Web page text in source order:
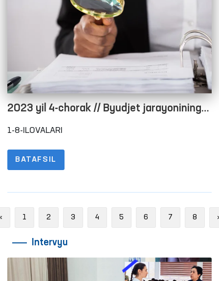
2023 yil 4-chorak // Byudjet jarayonining
ochiqligini taʼminlash maqsadida rasmiy
tartibi to‘g‘risidagi nizomning 1-8-
ILOVALARI
1-8-ILOVALARI
BATAFSIL
Previous
1 2 3 4 5 6 7 8
Intervyu